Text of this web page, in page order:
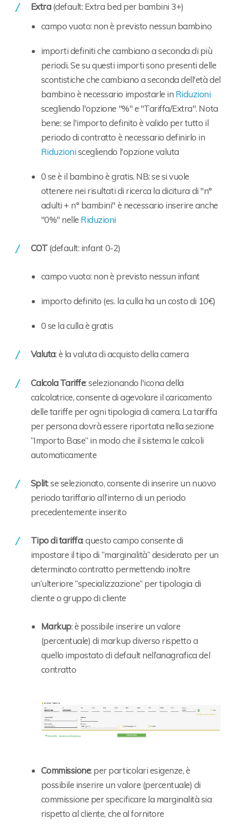
Extra(default: Extra bed per bambini 3+)
campo vuoto: non è previsto nessun bambino
importi definiti che cambiano a seconda di più
periodi. Se su questi importi sono presenti delle
scontistiche che cambiano a seconda dell'età del
bambino è necessario impostarle in Riduzioni
scegliendo l'opzione "%" e "Tariffa/Extra". Nota
bene: se l'importo definito è valido per tutto il
periodo di contratto è necessario definirlo in
Riduzioniscegliendo l'opzione valuta
0 se è il bambino è gratis. NB: se si vuole
ottenere nei risultati di ricerca la dicitura di "n°
adulti + n° bambini" è necessario inserire anche
"0%" nelle Riduzioni
COT(default: infant 0-2)
campo vuoto: non è previsto nessun infant
importo definito (es. la culla ha un costo di 10€)
0 se la culla è gratis
Valuta: è la valuta di acquisto della camera
Calcola Tariffe: selezionando l'icona della
calcolatrice, consente di agevolare il caricamento
delle tariffe per ogni tipologia di camera. La tariffa
per persona dovrà essere riportata nella sezione
“Importo Base” in modo che il sistema le calcoli
automaticamente
Split: se selezionato, consente di inserire un nuovo
periodo tariffario all’interno di un periodo
precedentemente inserito
Tipo di tariffa: questo campo consente di
impostare il tipo di “marginalità” desiderato per un
determinato contratto permettendo inoltre
un’ulteriore “specializzazione” per tipologia di
cliente o gruppo di cliente
Markup: è possibile inserire un valore
(percentuale) di markup diverso rispetto a
quello impostato di default nell’anagrafica del
contratto
Commissione: per particolari esigenze, è
possibile inserire un valore (percentuale) di
commissione per specificare la marginalità sia
rispetto al cliente, che al fornitore